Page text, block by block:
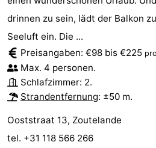
drinnen zu sein, lädt der Balkon
Seeluft ein. Die ...
Preisangaben: €98 bis €225
Max. 4 personen.
Schlafzimmer: 2.
Strandentfernung: ±50 m.
Ooststraat 13, Zoutelande
tel. +31 118 566 266